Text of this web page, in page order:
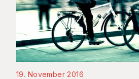
19. November 2016